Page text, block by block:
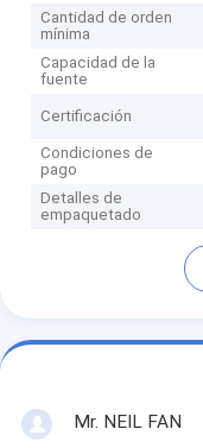
Cantidad de orden
mínima
Capacidad de la
fuente
Certificación
Condiciones de
pago
Detalles de
empaquetado
Mr. NEIL FAN